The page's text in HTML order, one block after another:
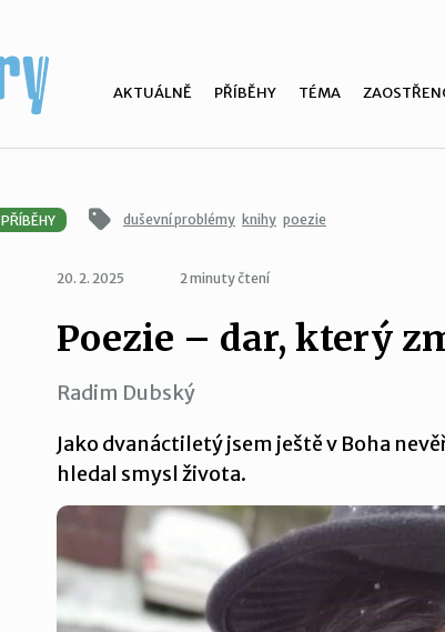
AKTUÁLNĚ PŘÍBĚHY TÉMA
PŘÍBĚHY duševní problémy knihy poezie
20. 2. 2025 2 minuty čtení
Poezie – dar, který
Radim Dubský
Jako dvanáctiletý jsem ještě v Boha
hledal smysl života.